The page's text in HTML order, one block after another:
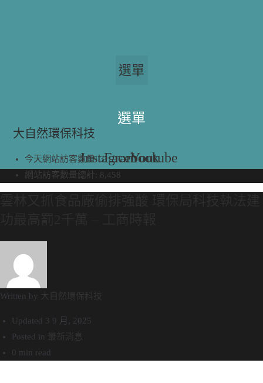
選單
選單
Instagram
Facebook
Youtube
大自然環保科技
今天網站訪客數量:3
網站訪客數量總計: 8,458
Written by 大自然環保科技
Updated 3 9 月, 2025
Posted in
最新消息
0 min read